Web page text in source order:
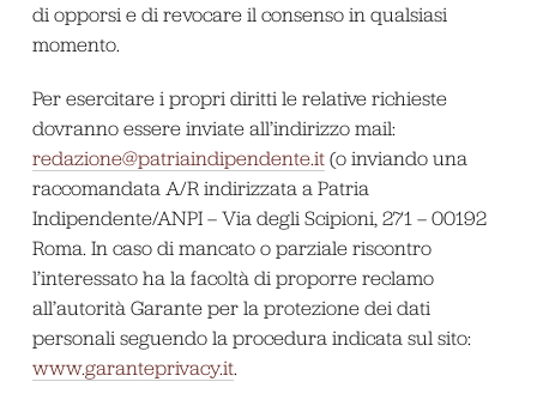
di opporsi e di revocare il consenso in qualsiasi
momento.
Per esercitare i propri diritti le relative richieste
dovranno essere inviate all’indirizzo mail:
redazione@patriaindipendente.it(o inviando una
raccomandata A/R indirizzata a Patria
Indipendente/ANPI – Via degli Scipioni, 271 – 00192
Roma. In caso di mancato o parziale riscontro
l’interessato ha la facoltà di proporre reclamo
all’autorità Garante per la protezione dei dati
personali seguendo la procedura indicata sul sito:
www.garanteprivacy.it.